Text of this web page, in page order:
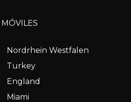
Nordrhein Westfalen
Turkey
England
Miami